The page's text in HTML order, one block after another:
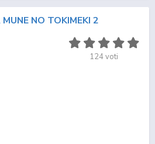
NO TOKIMEKI 2
124voti